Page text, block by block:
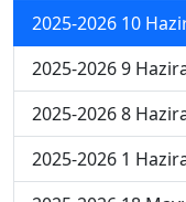
2025-2026 10
2025-2026 9
2025-2026 8
2025-2026 1